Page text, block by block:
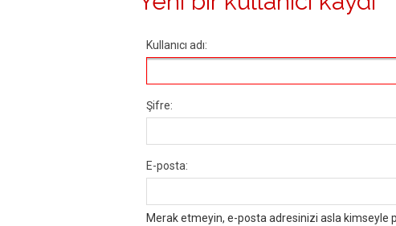
Kullanıcı adı:
Şifre:
E-posta:
Merak etmeyin, e-posta adresinizi asla kimseyle